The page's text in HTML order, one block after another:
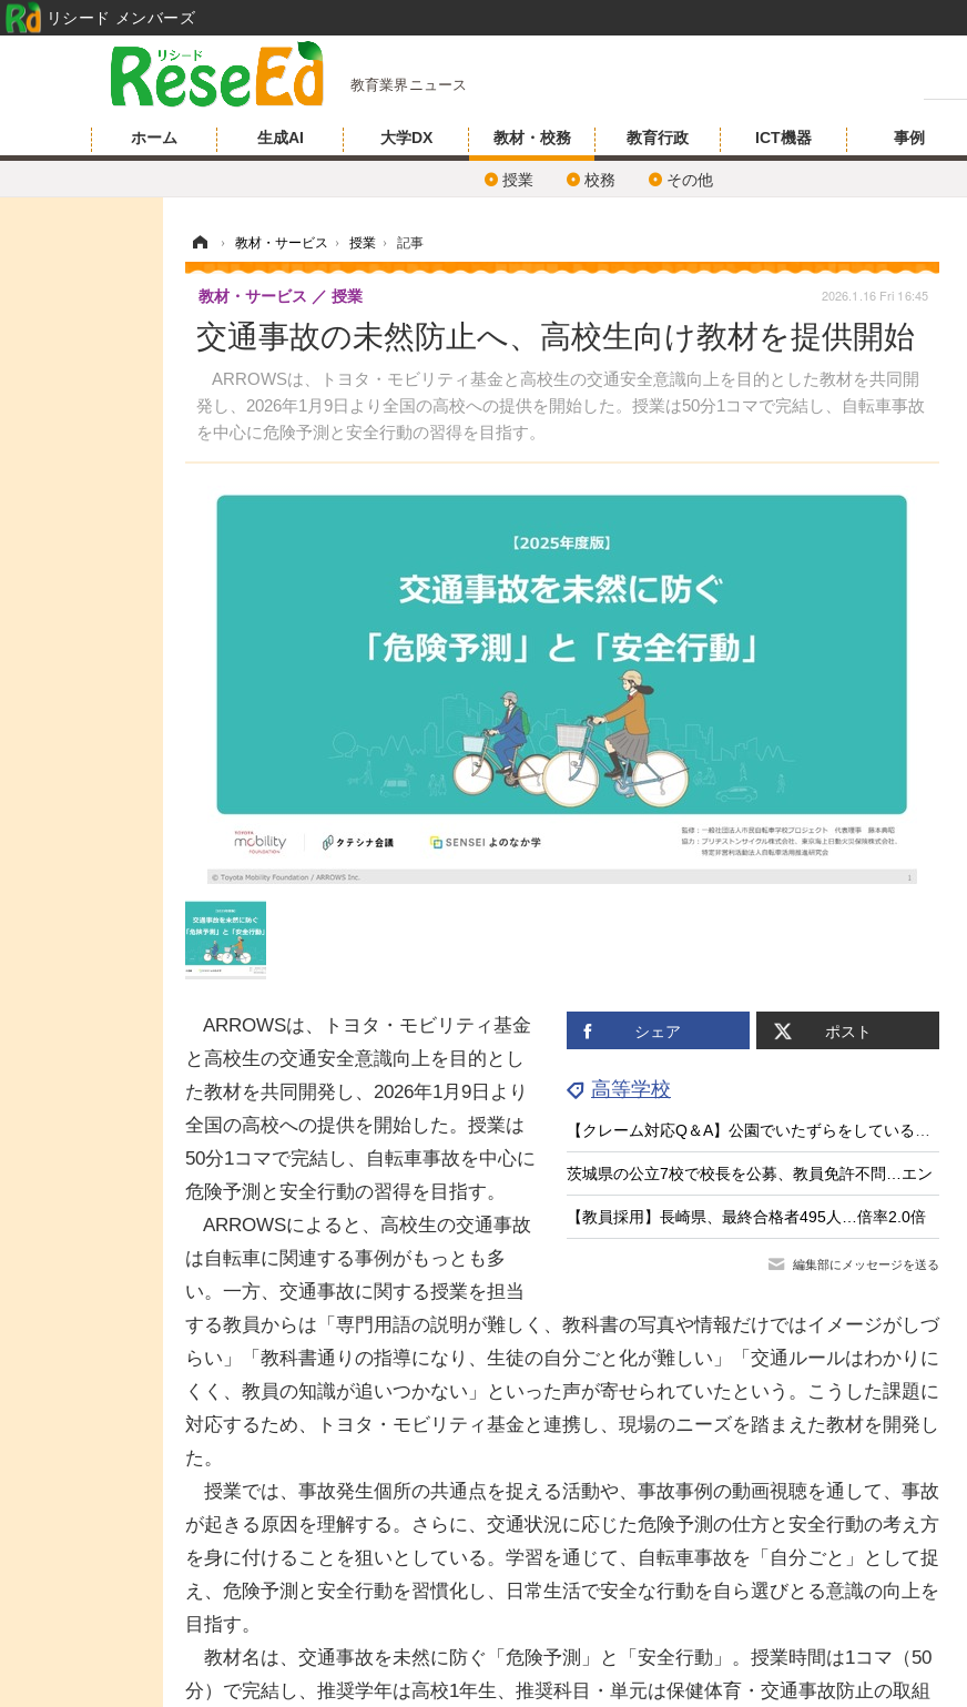
教育業界ニュース
ホーム 生成AI 大学DX 教材・校務
授業 校務 その他
教育行政 ICT機器 事例
› 教材・サービス › 授業 › 記事
交通事故の未然防止へ、高校生向け教材を提供開始
ARROWSは、トヨタ・モビリティ基金と高校生の交通安全意識向上を目的とした教材を共同開
発し、2026年1月9日より全国の高校への提供を開始した。授業は50分1コマで完結し、自転車事故
を中心に危険予測と安全行動の習得を目指す。
教材・サービス 授業 2026.1.16 Fri 16:45
シェア ポスト
高等学校
【クレーム対応Q＆A】公園でいたずらをしている子供がいる
茨城県の公立7校で校長を公募、教員免許不問…エン
【教員採用】長崎県、最終合格者495人…倍率2.0倍
編集部にメッセージを送る
ARROWSは、トヨタ・モビリティ基金
と高校生の交通安全意識向上を目的とし
た教材を共同開発し、2026年1月9日より
全国の高校への提供を開始した。授業は
50分1コマで完結し、自転車事故を中心に
危険予測と安全行動の習得を目指す。
ARROWSによると、高校生の交通事故
は自転車に関連する事例がもっとも多
い。一方、交通事故に関する授業を担当
する教員からは「専門用語の説明が難しく、教科書の写真や情報だけではイメージがしづ
らい」「教科書通りの指導になり、生徒の自分ごと化が難しい」「交通ルールはわかりに
くく、教員の知識が追いつかない」といった声が寄せられていたという。こうした課題に
対応するため、トヨタ・モビリティ基金と連携し、現場のニーズを踏まえた教材を開発し
た。
授業では、事故発生個所の共通点を捉える活動や、事故事例の動画視聴を通して、事故
が起きる原因を理解する。さらに、交通状況に応じた危険予測の仕方と安全行動の考え方
を身に付けることを狙いとしている。学習を通じて、自転車事故を「自分ごと」として捉
え、危険予測と安全行動を習慣化し、日常生活で安全な行動を自ら選びとる意識の向上を
目指す。
教材名は、交通事故を未然に防ぐ「危険予測」と「安全行動」。授業時間は1コマ（50
分）で完結し、推奨学年は高校1年生、推奨科目・単元は保健体育・交通事故防止の取組
リシード メンバーズ